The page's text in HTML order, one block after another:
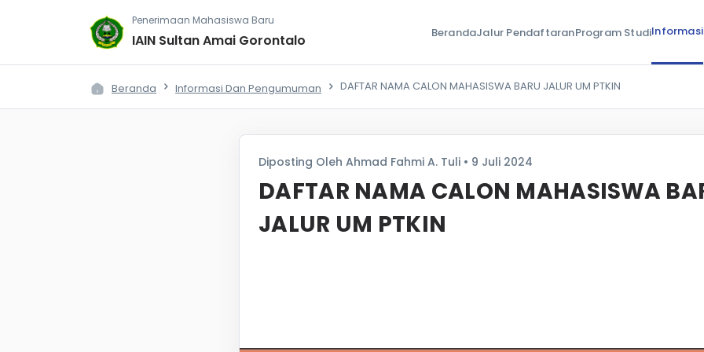
Penerimaan Mahasiswa Baru
IAIN Sultan Amai Gorontalo BerandaJalur PendaftaranProgram StudiInformasi
Beranda Informasi Dan Pengumuman DAFTAR NAMA CALON MAHASISWA BARU JALUR UM PTKIN
Diposting Oleh Ahmad Fahmi A. Tuli • 9 Juli 2024
DAFTAR NAMA CALON MAHASISWA
JALUR UM PTKIN